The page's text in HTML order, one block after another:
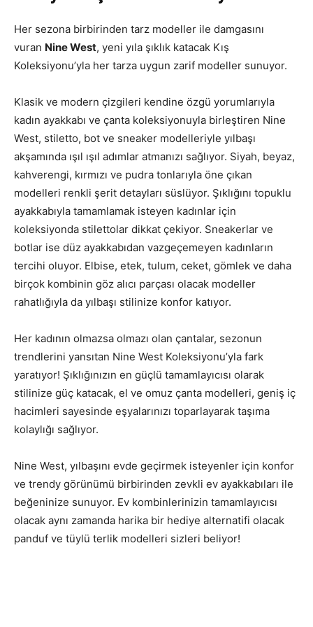
Her sezona birbirinden tarz modeller ile damgasını
vuran Nine West, yeni yıla şıklık katacak Kış
Koleksiyonu’yla her tarza uygun zarif modeller sunuyor.
Klasik ve modern çizgileri kendine özgü yorumlarıyla
kadın ayakkabı ve çanta koleksiyonuyla birleştiren Nine
West, stiletto, bot ve sneaker modelleriyle yılbaşı
akşamında ışıl ışıl adımlar atmanızı sağlıyor. Siyah, beyaz,
kahverengi, kırmızı ve pudra tonlarıyla öne çıkan
modelleri renkli şerit detayları süslüyor. Şıklığını topuklu
ayakkabıyla tamamlamak isteyen kadınlar için
koleksiyonda stilettolar dikkat çekiyor. Sneakerlar ve
botlar ise düz ayakkabıdan vazgeçemeyen kadınların
tercihi oluyor. Elbise, etek, tulum, ceket, gömlek ve daha
birçok kombinin göz alıcı parçası olacak modeller
rahatlığıyla da yılbaşı stilinize konfor katıyor.
Her kadının olmazsa olmazı olan çantalar, sezonun
trendlerini yansıtan Nine West Koleksiyonu’yla fark
yaratıyor! Şıklığınızın en güçlü tamamlayıcısı olarak
stilinize güç katacak, el ve omuz çanta modelleri, geniş iç
hacimleri sayesinde eşyalarınızı toparlayarak taşıma
kolaylığı sağlıyor.
Nine West, yılbaşını evde geçirmek isteyenler için konfor
ve trendy görünümü birbirinden zevkli ev ayakkabıları ile
beğeninize sunuyor. Ev kombinlerinizin tamamlayıcısı
olacak aynı zamanda harika bir hediye alternatifi olacak
panduf ve tüylü terlik modelleri sizleri beliyor!